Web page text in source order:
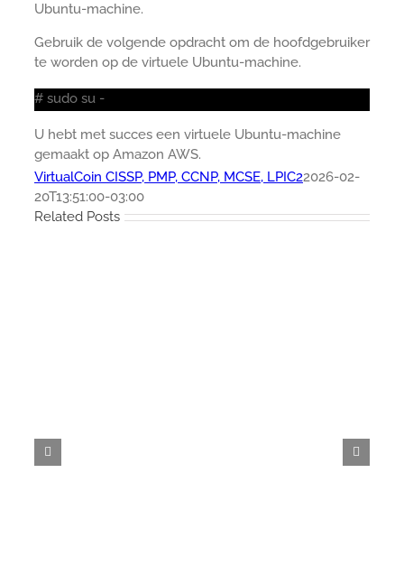
Ubuntu-machine.
Gebruik de volgende opdracht om de hoofdgebruiker
te worden op de virtuele Ubuntu-machine.
# sudo su -
U hebt met succes een virtuele Ubuntu-machine
gemaakt op Amazon AWS.
VirtualCoin CISSP, PMP, CCNP, MCSE, LPIC22026-02-
20T13:51:00-03:00
Related Posts